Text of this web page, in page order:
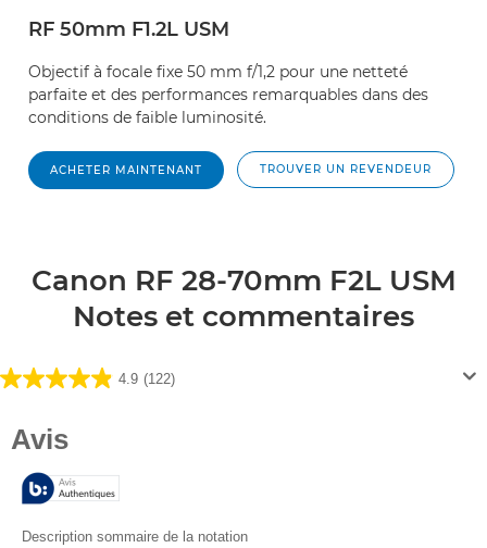
RF 50mm F1.2L USM
Objectif à focale fixe 50 mm f/1,2 pour une netteté
parfaite et des performances remarquables dans des
conditions de faible luminosité.
ACHETER MAINTENANT TROUVER UN REVENDEUR
Canon RF 28-70mm F2L USM
Notes et commentaires
4.9 (122)
4.9
étoiles.